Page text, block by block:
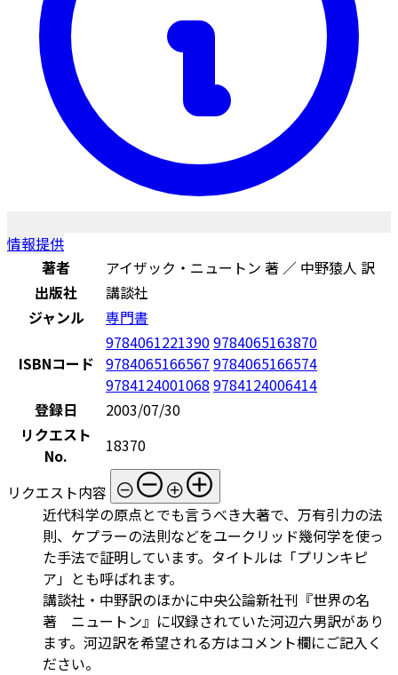
情報提供
著者
アイザック・ニュートン 著 ／ 中野猿人 訳
出版社
講談社
ジャンル
専門書
ISBNコード
97840612213909784065163870
9784065166567 9784065166574
9784124001068 9784124006414
登録日
2003/07/30
リクエスト
No.
18370
リクエスト内容
近代科学の原点とでも言うべき大著で、万有引力の法
則、ケプラーの法則などをユークリッド幾何学を使っ
た手法で証明しています。タイトルは「プリンキピ
ア」とも呼ばれます。
講談社・中野訳のほかに中央公論新社刊『世界の名
著 ニュートン』に収録されていた河辺六男訳があり
ます。河辺訳を希望される方はコメント欄にご記入く
ださい。